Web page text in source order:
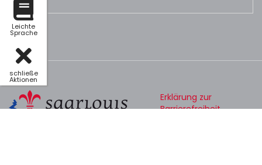
Leichte
Sprache
schließe
Aktionen
Erklärung zur
Barrierefreiheit